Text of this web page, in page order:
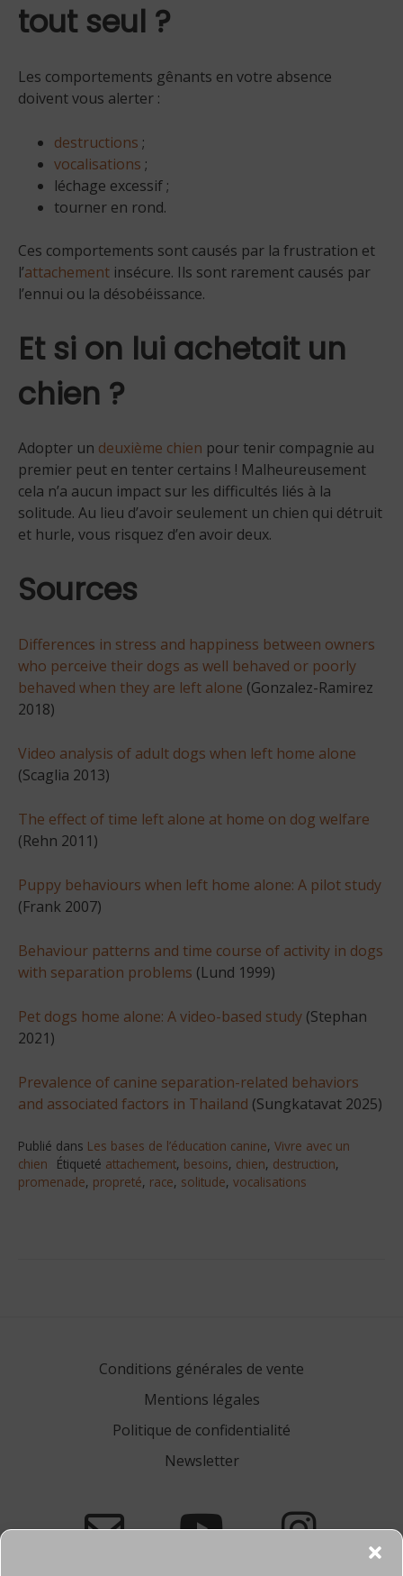
tout seul ?
Les comportements gênants en votre absence
doivent vous alerter :
destructions ;
vocalisations ;
léchage excessif ;
tourner en rond.
Ces comportements sont causés par la frustration et
l’attachement insécure. Ils sont rarement causés par
l’ennui ou la désobéissance.
Et si on lui achetait un
chien ?
Adopter un deuxième chien pour tenir compagnie au
premier peut en tenter certains ! Malheureusement
cela n’a aucun impact sur les difficultés liés à la
solitude. Au lieu d’avoir seulement un chien qui détruit
et hurle, vous risquez d’en avoir deux.
Sources
Differences in stress and happiness between owners
who perceive their dogs as well behaved or poorly
behaved when they are left alone (Gonzalez-Ramirez
2018)
Video analysis of adult dogs when left home alone
(Scaglia 2013)
The effect of time left alone at home on dog welfare
(Rehn 2011)
Puppy behaviours when left home alone: A pilot study
(Frank 2007)
Behaviour patterns and time course of activity in dogs
with separation problems (Lund 1999)
Pet dogs home alone: A video-based study (Stephan
2021)
Prevalence of canine separation-related behaviors
and associated factors in Thailand (Sungkatavat 2025)
Publié dans Les bases de l’éducation canine, Vivre avec un
chien
Étiqueté attachement, besoins, chien, destruction,
promenade, propreté, race, solitude, vocalisations
Conditions générales de vente
Mentions légales
Politique de confidentialité
Newsletter